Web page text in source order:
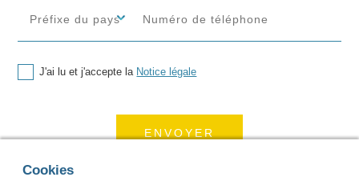
J'ai lu et j'accepte la Notice légale
Cookies